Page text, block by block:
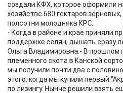
создали КФХ, которое оформили
хозяйстве 680 гектаров
полсотни молодняка КРС.
- Когда в районе и крае приняли
поддержке селян, дышать сразу
Ольга Владимировна.- В прошлом
племенного скота в Канской
мы получили почти два с
этого, когда мы купили первый
по лизингу. Нынче решили взять